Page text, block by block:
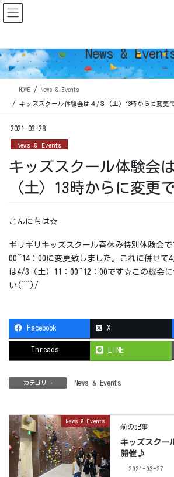
コ
ン
ツ
に
移
ナ
ビ
シ
ョ
ン
News &
HOME News & Events
キッズスクール体験会は４/３（土）13時からに変更で
2021-03-28
News & Events
キッズスクール体験会
（土）13時からに変更
こんにちは☆
ギリギリキッズスクール春休み特別体験会で
00~14：00に変更致しました。これに併せて
は4/3（土）11：00~12：00です☆この機会
い(^^)/
Facebook X
Threads LINE
カテゴリー News & Events
News & Events
前の記事
キッズスクー
開催♪
2021-03-27